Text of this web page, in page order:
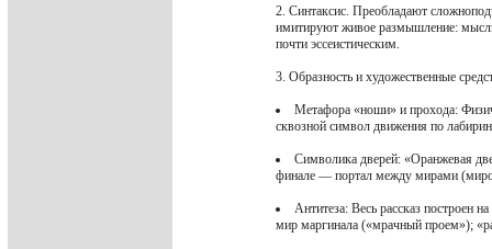
2. Синтаксис. Преобладают
имитируют живое размышление: мысль
почти эссеистическим.
3. Образность и художественные
Метафора «ноши» и прохода:
сквозной символ движения по
Символика дверей: «Оранжевая
финале — портал между мирами
Антитеза: Весь рассказ построен
мир маргинала («мрачный проем»);